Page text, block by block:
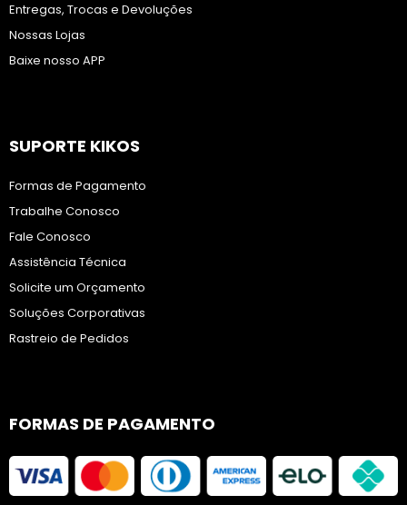
Entregas, Trocas e Devoluções
Nossas Lojas
Baixe nosso APP
SUPORTE KIKOS
Formas de Pagamento
Trabalhe Conosco
Fale Conosco
Assistência Técnica
Solicite um Orçamento
Soluções Corporativas
Rastreio de Pedidos
FORMAS DE PAGAMENTO